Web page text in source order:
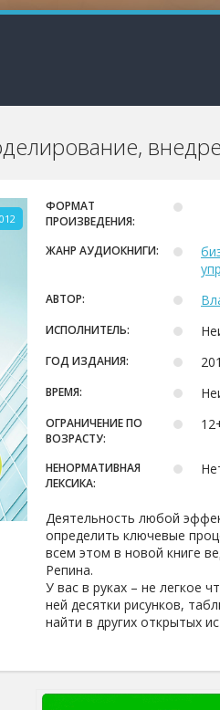
ФОРМАТ
ПРОИЗВЕДЕНИЯ:
ЖАНР АУДИОКНИГИ:
АВТОР:
ИСПОЛНИТЕЛЬ:
ГОД ИЗДАНИЯ:
ВРЕМЯ:
ОГРАНИЧЕНИЕ ПО
ВОЗРАСТУ:
НЕНОРМАТИВНАЯ
ЛЕКСИКА:
Деятельность любой
определить ключевые
всем этом в новой книге
Репина.
У вас в руках – не легкое
ней десятки рисунков,
найти в других открытых